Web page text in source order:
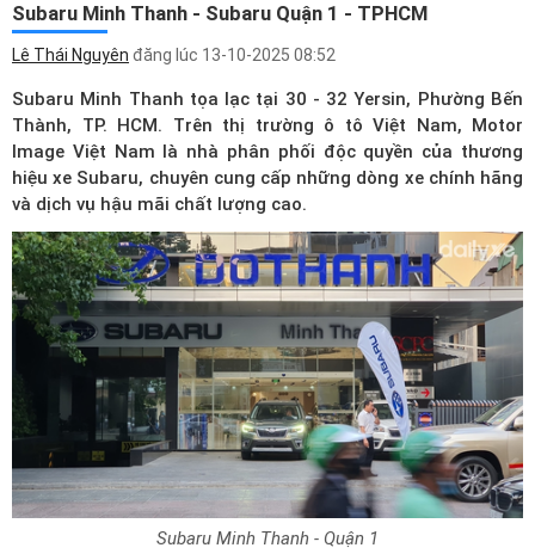
Subaru Minh Thanh - Subaru Quận 1 - TPHCM
Lê Thái Nguyên đăng lúc 13-10-2025 08:52
Subaru Minh Thanh tọa lạc tại 30 - 32 Yersin, Phường Bến
Thành, TP. HCM. Trên thị trường ô tô Việt Nam, Motor
Image Việt Nam là nhà phân phối độc quyền của thương
hiệu xe Subaru, chuyên cung cấp những dòng xe chính hãng
và dịch vụ hậu mãi chất lượng cao.
Subaru Minh Thanh - Quận 1